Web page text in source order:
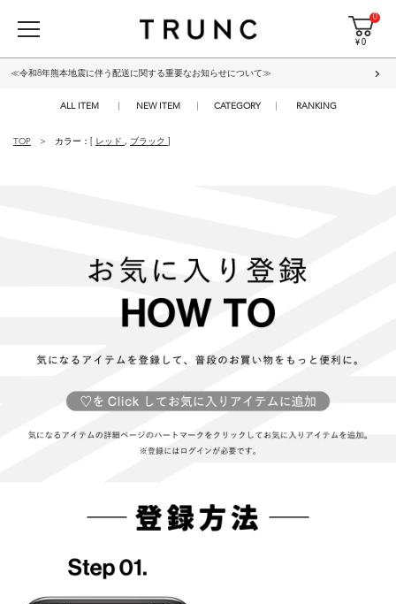
0
¥ 0
≪令和8年熊本地震に伴う配送に関する重要なお知らせについて≫
ALL ITEM NEW ITEM CATEGORY RANKING
TOP カラー：[ レッド , ブラック